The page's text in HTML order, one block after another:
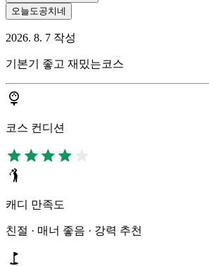
오늘도공치네
2026. 8. 7 작성
기본기 좋고 재밌는코스
코스 컨디션
캐디 만족도
친절 · 매너 좋음 · 강력 추천